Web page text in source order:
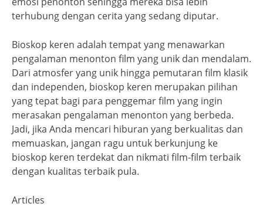
terhubung dengan cerita yang sedang diputar.
Bioskop keren adalah tempat yang menawarkan
pengalaman menonton film yang unik dan mendalam.
Dari atmosfer yang unik hingga pemutaran film klasik
dan independen, bioskop keren merupakan pilihan
yang tepat bagi para penggemar film yang ingin
merasakan pengalaman menonton yang berbeda.
Jadi, jika Anda mencari hiburan yang berkualitas dan
memuaskan, jangan ragu untuk berkunjung ke
bioskop keren terdekat dan nikmati film-film terbaik
dengan kualitas terbaik pula.
Articles